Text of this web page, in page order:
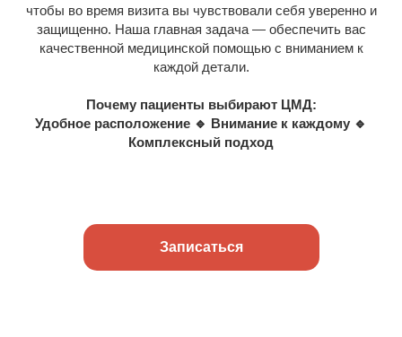
чтобы во время визита вы чувствовали себя уверенно и
защищенно. Наша главная задача — обеспечить вас
качественной медицинской помощью с вниманием к
каждой детали.
Почему пациенты выбирают ЦМД:
Удобное расположение 🔹 Внимание к каждому 🔹
Комплексный подход
Записаться